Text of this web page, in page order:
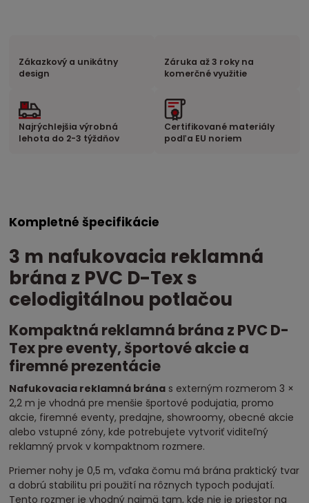
Zákazkový a unikátny
design
Záruka až 3 roky na
komerčné využitie
Najrýchlejšia výrobná
lehota do 2-3 týždňov
Certifikované materiály
podľa EU noriem
Kompletné špecifikácie
3 m nafukovacia reklamná
brána z PVC D-Tex s
celodigitálnou potlačou
Kompaktná reklamná brána z PVC D-
Tex pre eventy, športové akcie a
firemné prezentácie
Nafukovacia reklamná brána s externým rozmerom 3 ×
2,2 m je vhodná pre menšie športové podujatia, promo
akcie, firemné eventy, predajne, showroomy, obecné akcie
alebo vstupné zóny, kde potrebujete vytvoriť viditeľný
reklamný prvok v kompaktnom rozmere.
Priemer nohy je 0,5 m, vďaka čomu má brána praktický tvar
a dobrú stabilitu pri použití na rôznych typoch podujatí.
Tento rozmer je vhodný najmä tam, kde nie je priestor na